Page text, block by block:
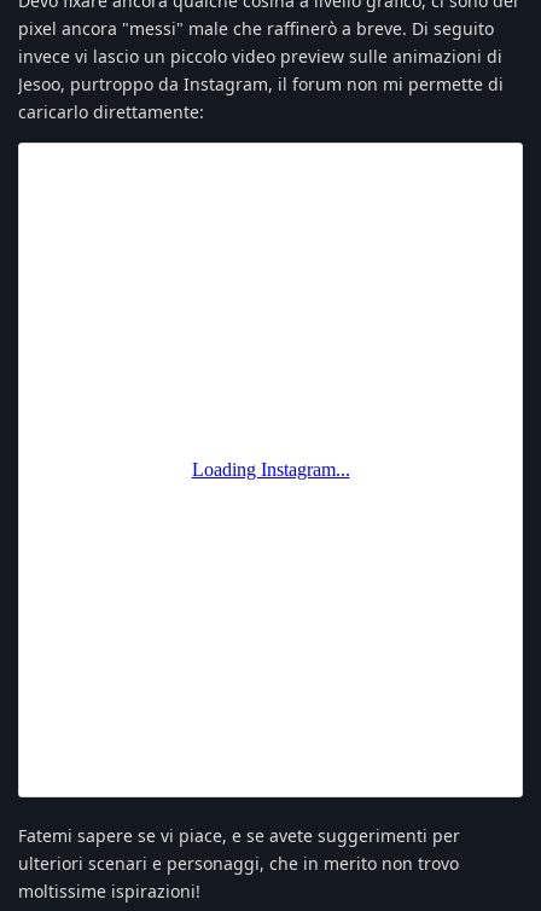
pixel ancora "messi" male che raffinerò a breve. Di seguito
invece vi lascio un piccolo video preview sulle animazioni di
Jesoo, purtroppo da Instagram, il forum non mi permette di
caricarlo direttamente:
Fatemi sapere se vi piace, e se avete suggerimenti per
ulteriori scenari e personaggi, che in merito non trovo
moltissime ispirazioni!